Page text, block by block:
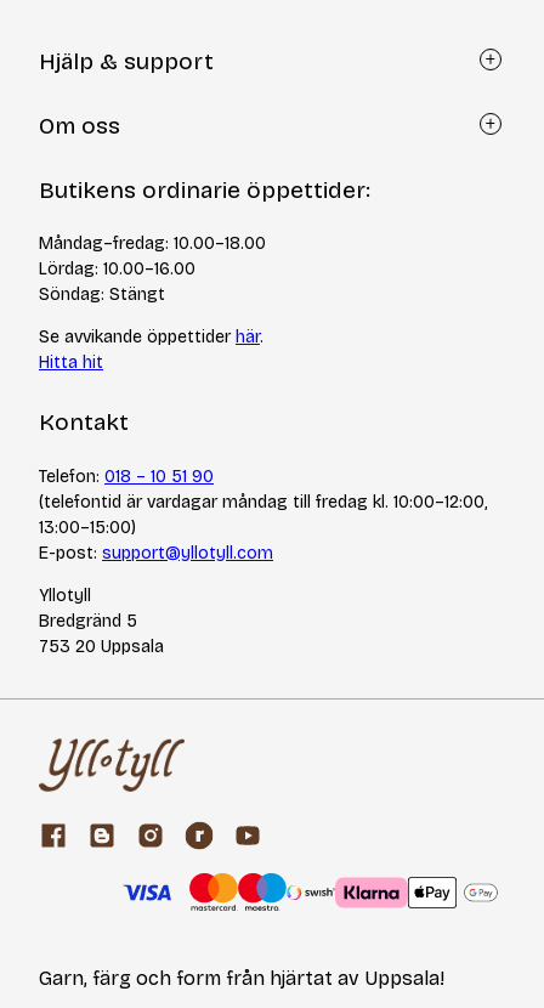
Hjälp & support
Återköp via formulär
Frågor och svar
Cookiepolicy
Integritetspolicy
Om oss
Om Yllotyll
Kurser & events
Tips & tekniker
Varumärken
Jobba hos oss
Butikens ordinarie öppettider:
Måndag–fredag: 10.00–18.00
Lördag: 10.00–16.00
Söndag: Stängt
Se avvikande öppettider här.
Hitta hit
Kontakt
Telefon: 018 – 10 51 90
(telefontid är vardagar måndag till fredag kl. 10:00–12:00,
13:00–15:00)
E-post: support@yllotyll.com
Yllotyll
Bredgränd 5
753 20 Uppsala
Garn, färg och form från hjärtat av Uppsala!